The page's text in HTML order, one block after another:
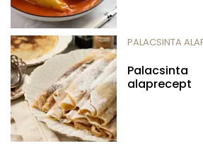
PALACSINTA
Palacsinta
alaprecept